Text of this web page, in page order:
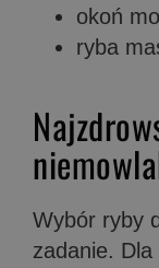
okoń
ryba
Wybór ryby
zadanie. Dla